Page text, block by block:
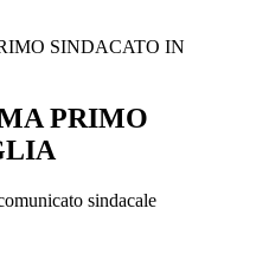
SINDACATO IN
PRIMO
sindacale